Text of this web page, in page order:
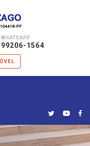
WHATSAPP
1564